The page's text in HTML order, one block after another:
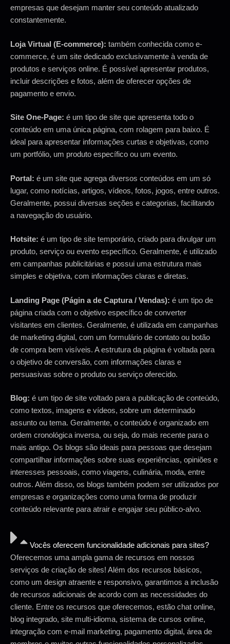
empresas que desejam manter seu conteúdo atualizado
constantemente.
Loja Virtual (E-commerce): também conhecida como e-
commerce, é um site dedicado exclusivamente à venda de
produtos e serviços online. É possível apresentar produtos,
incluir descrições e fotos, além de oferecer opções de
pagamento e envio.
Site One-Page: é um tipo de site que apresenta todo o
conteúdo em uma única página, com rolagem para baixo. É
ideal para apresentar informações curtas e objetivas, como
um portfólio, um produto específico ou um evento.
Portal: é um site que agrega diversos conteúdos em um só
lugar, como notícias, artigos, vídeos, fotos, jogos, entre outros.
Geralmente, possui diversas seções e categorias, facilitando
a navegação do usuário.
Hotsite: é um tipo de site temporário, criado para divulgar um
produto, serviço ou evento específico. Geralmente, é utilizado
em campanhas publicitárias e possui uma estrutura mais
simples e objetiva, com informações claras e diretas.
Landing Page (Págin a de Captura / Vendas): é um tipo de
página criada com o objetivo específico de converter
visitantes em clientes. Geralmente, é utilizada em campanhas
de marketing digital, com um formulário de contato ou botão
de compra bem visíveis. A estrutura da página é voltada para
o objetivo de conversão, com informações claras e
persuasivas sobre o produto ou serviço oferecido.
Blog: é um tipo de site voltado para a publicação de conteúdo,
como textos, imagens e vídeos, sobre um determinado
assunto ou tema. Geralmente, o conteúdo é organizado em
ordem cronológica inversa, ou seja, do mais recente para o
mais antigo. Os blogs são ideais para pessoas que desejam
compartilhar informações sobre suas experiências, opiniões e
interesses pessoais, como viagens, culinária, moda, entre
outros. Além disso, os blogs também podem ser utilizados por
empresas e organizações como uma forma de produzir
conteúdo relevante para atrair e engajar seu público-alvo.
Vocês oferecem funcionalidade adicionais para sites?
Oferecemos uma ampla gama de recursos em nossos
serviços de criação de sites! Além dos recursos básicos,
como um design atraente e responsivo, garantimos a inclusão
de recursos adicionais de acordo com as necessidades do
cliente. Entre os recursos que oferecemos, estão chat online,
blog integrado, site multi-idioma, sistema de cursos online,
integração com e-mail marketing, pagamento digital, área de